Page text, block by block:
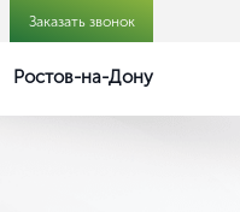
Заказать звонок
Ростов-на-Дону